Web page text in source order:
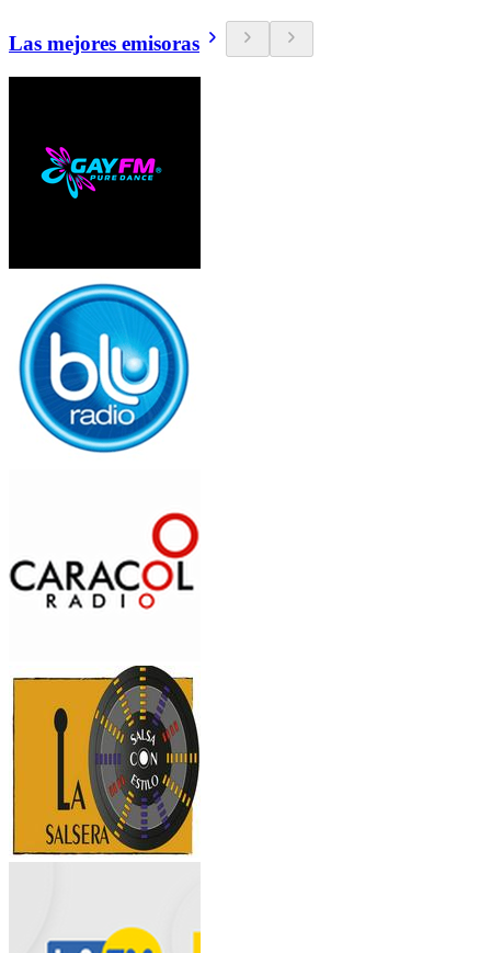
Las mejores emisoras